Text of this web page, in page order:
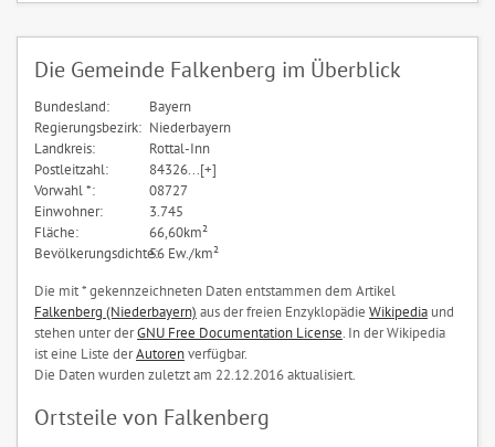
Die Gemeinde Falkenberg im Überblick
Bundesland:
Bayern
Regierungsbezirk: Niederbayern
Landkreis:
Rottal-Inn
Postleitzahl:
84326...[+]
Vorwahl *:
08727
Einwohner:
3.745
Fläche:
66,60km²
Bevölkerungsdichte:56 Ew./km²
Die mit * gekennzeichneten Daten entstammen dem Artikel
Falkenberg (Niederbayern) aus der freien Enzyklopädie Wikipedia und
stehen unter derGNU Free Documentation License. In der Wikipedia
ist eine Liste derAutorenverfügbar.
Die Daten wurden zuletzt am 22.12.2016 aktualisiert.
Ortsteile von Falkenberg